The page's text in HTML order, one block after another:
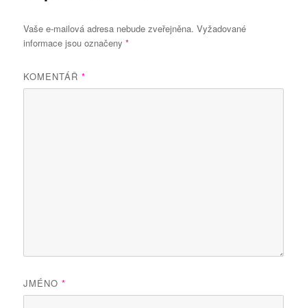
Vaše e-mailová adresa nebude zveřejněna. Vyžadované
informace jsou označeny*
KOMENTÁŘ*
JMÉNO*